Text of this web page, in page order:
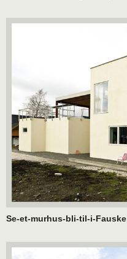
Se-et-murhus-bli-til-i-Fauske